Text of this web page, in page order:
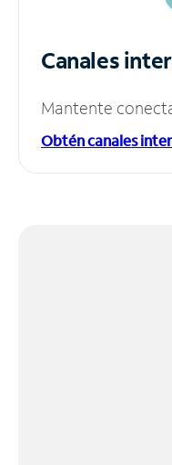
Canales
Mantente
Obtén canales